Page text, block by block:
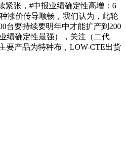
紧张，#中报业绩确定性高增：6
涨价传导顺畅，我们认为，此轮
台要持续要明年中才能扩产到200
绩确定性最强），关注（二代
要产品为特种布，LOW-CTE出货